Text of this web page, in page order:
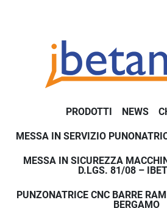
PRODOTTI NEWS
MESSA IN SERVIZIO
MESSA IN SICUREZZA
D.LGS. 81/08 –
PUNZONATRICE CNC BARRE
BERGAMO